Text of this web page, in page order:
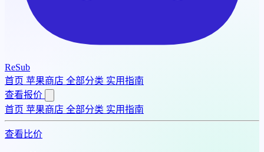
ReSub
首页 苹果商店 全部分类 实用指南
查看报价
首页 苹果商店 全部分类 实用指南
查看比价